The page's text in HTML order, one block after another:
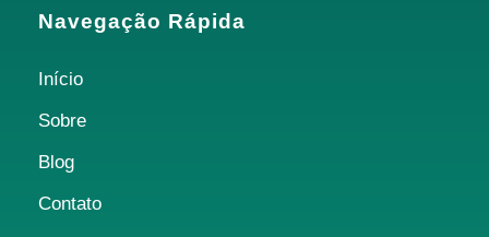
Navegação Rápida
Início
Sobre
Blog
Contato